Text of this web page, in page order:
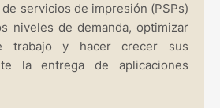
servicios de impresión (PSPs)
niveles de demanda, optimizar
trabajo y hacer crecer sus
la entrega de aplicaciones